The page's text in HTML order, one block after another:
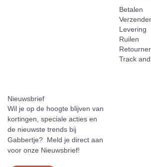
Betalen
Levering
Ruilen
Track
Nieuwsbrief
Wil je op de hoogte blijven van
kortingen, speciale acties en
de nieuwste trends bij
Gabbertje? Meld je direct aan
voor onze Nieuwsbrief!